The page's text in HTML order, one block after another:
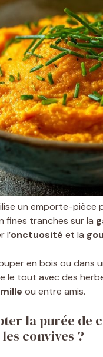
un emporte-pièce
fines tranches sur la
l’onctuosité et la
en bois ou dans
le tout avec des
ou entre amis.
la purée de
convives ?